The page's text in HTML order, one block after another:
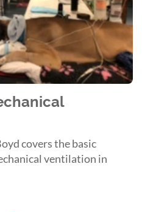
covers the basic
ventilation in